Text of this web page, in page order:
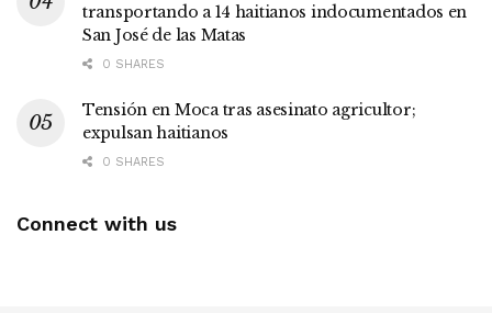
transportando a 14 haitianos indocumentados en
San José de las Matas
0 SHARES
Tensión en Moca tras asesinato agricultor;
expulsan haitianos
0 SHARES
Connect with us